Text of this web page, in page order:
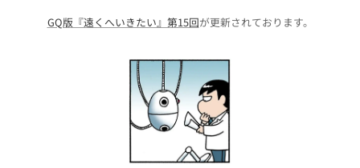
GQ版『遠くへいきたい』第15回が更新されております。